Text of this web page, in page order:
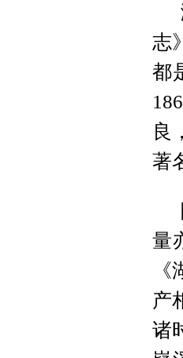
志
都
良
著
量
产
诸